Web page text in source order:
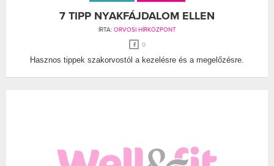
7 TIPP NYAKFÁJDALOM ELLEN
ÍRTA: ORVOSI HÍRKÖZPONT
0
Hasznos tippek szakorvostól a kezelésre és a megelőzésre.